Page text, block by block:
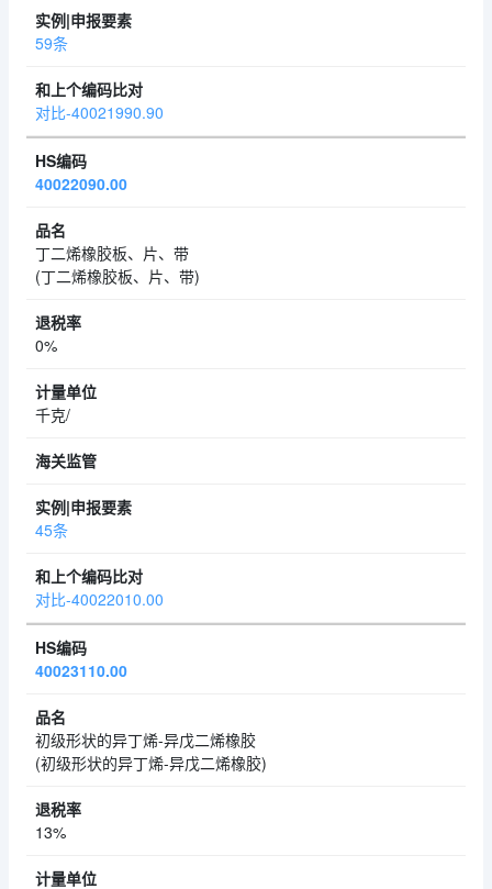
59条
对比-40021990.90
40022090.00
丁二烯橡胶板、片、带
(丁二烯橡胶板、片、带)
0%
千克/
45条
对比-40022010.00
40023110.00
初级形状的异丁烯-异戊二烯橡胶
(初级形状的异丁烯-异戊二烯橡胶)
13%